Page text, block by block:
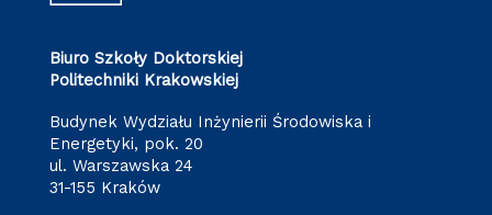
Biuro Szkoły Doktorskiej
Politechniki Krakowskiej
Budynek Wydziału Inżynierii Środowiska i
Energetyki, pok. 20
ul. Warszawska 24
31-155 Kraków